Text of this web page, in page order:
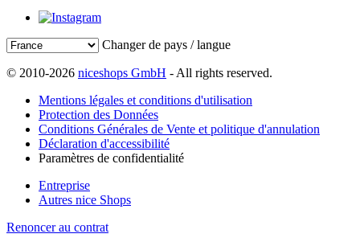
Changer de pays / langue
© 2010-2026 niceshops GmbH - All rights reserved.
Mentions légales et conditions d'utilisation
Protection des Données
Conditions Générales de Vente et politique d'annulation
Déclaration d'accessibilité
Paramètres de confidentialité
Entreprise
Autres nice Shops
Renoncer au contrat